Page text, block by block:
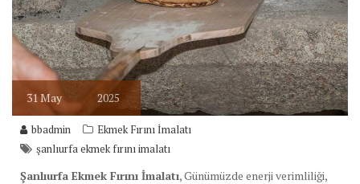
31 May 2025
bbadmin
Ekmek Fırını İmalatı
şanlıurfa ekmek fırını imalatı
Şanlıurfa Ekmek Fırını İmalatı, Günümüzde enerji verimliliği,